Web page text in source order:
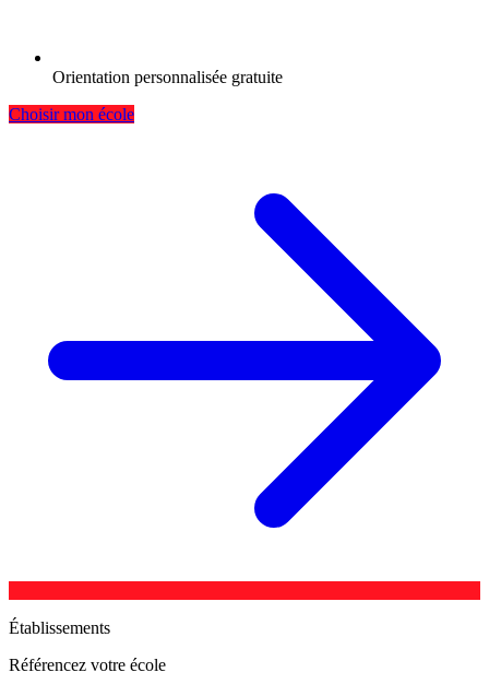
Orientation personnalisée gratuite
Choisir mon école
Établissements
Référencez votre école